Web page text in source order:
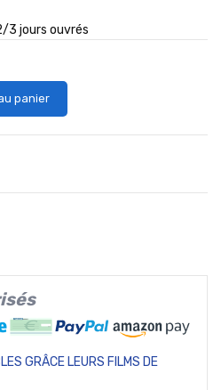
3 jours ouvrés
panier
GRÂCE LEURS FILMS DE